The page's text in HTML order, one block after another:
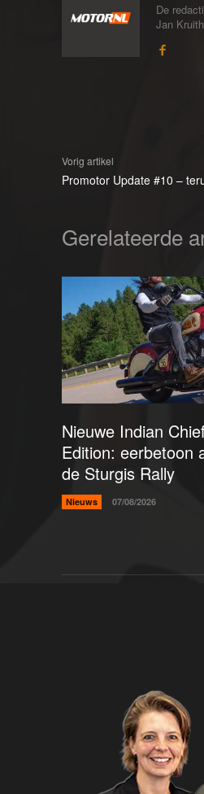
De
Jan
Vorig artikel
Promotor Update #10 –
Gerelateerde
Nieuwe Indian
Edition: eerbetoon
de Sturgis Rally
Nieuws 07/08/2026